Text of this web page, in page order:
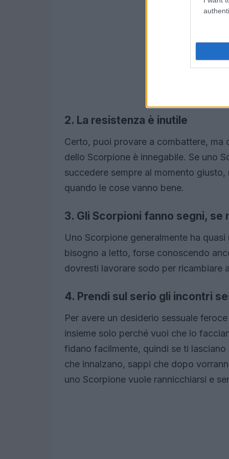
2. La resistenza è inutile
Certo, puoi provare a combattere, ma
dello Scorpione è innegabile. Se uno
succedere sempre al momento
quando le cose vanno bene.
3. Gli Scorpioni fanno segni, se
Uno Scorpione generalmente ha
bisogno a letto, forse conoscendo
dovresti lavorare sodo per ricambiare
4. Prendi sul serio gli incontri
Per avere un desiderio sessuale
insieme solo perché vuoi che lo
fidano facilmente, quindi se ti
che innalzano, sappi che dopo
uno Scorpione vuole rannicchiarsi e